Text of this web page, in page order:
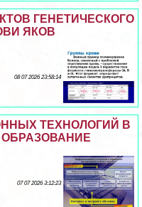
ГЕНЕТИЧЕСКОГО
ЯКОВ
08 07 2026 23:58:14
ТЕХНОЛОГИЙ В
07 07 2026 3:12:23